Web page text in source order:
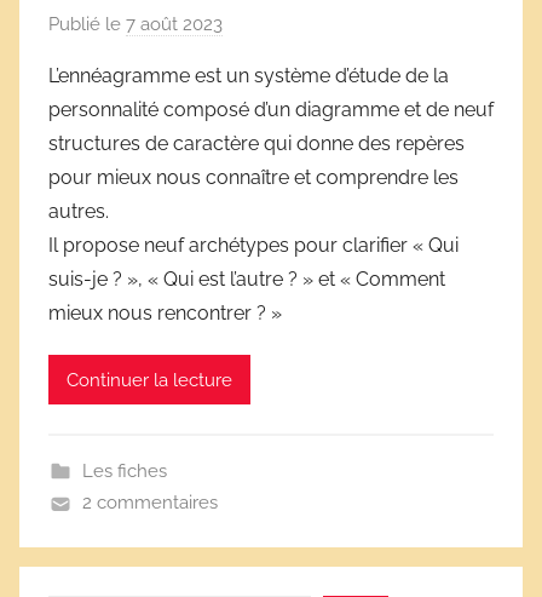
Publié le 7 août 2023
r
D
é
r
v
e
s
o
L’ennéagramme est un système d’étude de la
personnalité composé d’un diagramme et de neuf
structures de caractère qui donne des repères
pour mieux nous connaître et comprendre les
autres.
Il propose neuf archétypes pour clarifier « Qui
suis-je ? », « Qui est l’autre ? » et « Comment
mieux nous rencontrer ? »
Continuer la lecture
Les fiches
2 commentaires